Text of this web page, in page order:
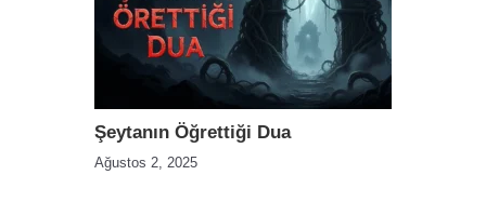
Şeytanın Öğrettiği Dua
Ağustos 2, 2025